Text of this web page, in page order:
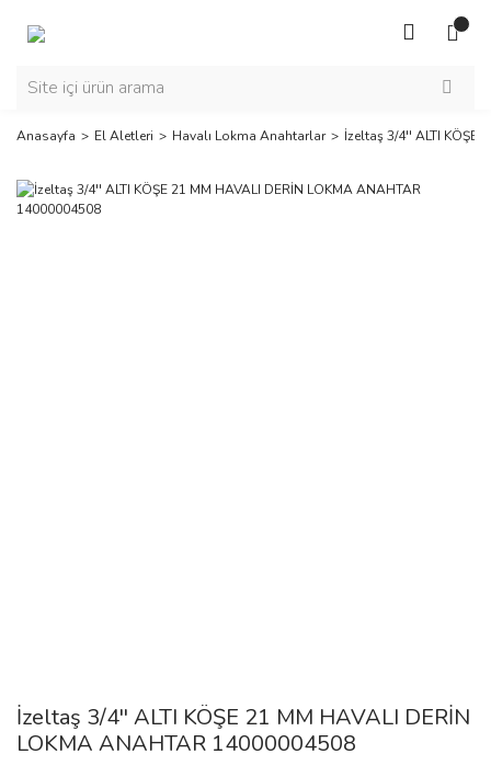
Anasayfa El Aletleri Havalı Lokma Anahtarlar İzeltaş 3/4'' ALTI KÖŞE
İzeltaş 3/4'' ALTI KÖŞE 21 MM HAVALI DERİN
LOKMA ANAHTAR 14000004508